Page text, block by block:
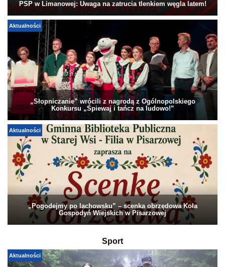
PSP w Limanowej: Uwaga na zatrucia tlenkiem węgla latem!
Aktualności
„Słopniczanie” wrócili z nagrodą z Ogólnopolskiego
Konkursu „Śpiewaj i tańcz na ludowo!”
Aktualności
„Pogodejmy po lachowsku” – scenka obrzędowa Koła
Gospodyń Wiejskich w Pisarzowej
Sport
Aktualności